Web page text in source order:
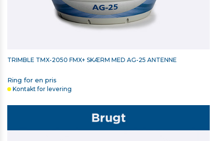
TRIMBLE TMX-2050 FMX+ SKÆRM MED AG-25 ANTENNE
Ring for en pris
Kontakt for levering